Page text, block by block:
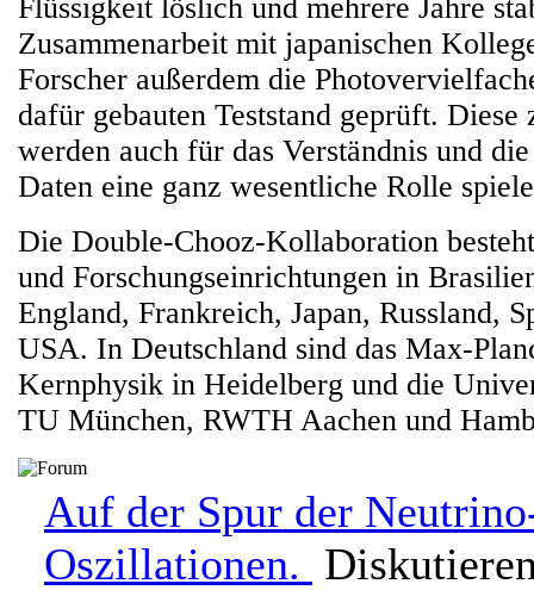
Flüssigkeit löslich und mehrere Jahre
Zusammenarbeit mit japanischen
Forscher außerdem die
dafür gebauten Teststand geprüft. Diese
werden auch für das Verständnis und
Daten eine ganz wesentliche Rolle
Die Double-Chooz-Kollaboration
und Forschungseinrichtungen in
England, Frankreich, Japan, Russland,
USA. In Deutschland sind das Max-
Kernphysik in Heidelberg und die
TU München, RWTH Aachen und
Auf der Spur der
Oszillationen.